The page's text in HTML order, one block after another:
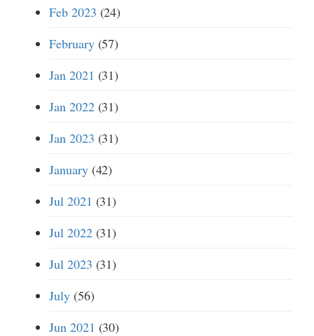
Feb 2023 (24)
February(57)
Jan 2021 (31)
Jan 2022(31)
Jan 2023 (31)
January(42)
Jul 2021 (31)
Jul 2022(31)
Jul 2023 (31)
July(56)
Jun 2021 (30)